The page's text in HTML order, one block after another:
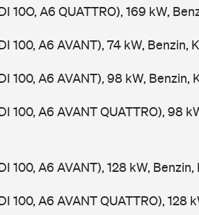
10O, A6 QUATTRO), 169 kW,
100, A6 AVANT), 74 kW, Benzin,
100, A6 AVANT), 98 kW, Benzin,
100, A6 AVANT QUATTRO), 98
100, A6 AVANT), 128 kW, Benzin,
100, A6 AVANT QUATTRO), 128